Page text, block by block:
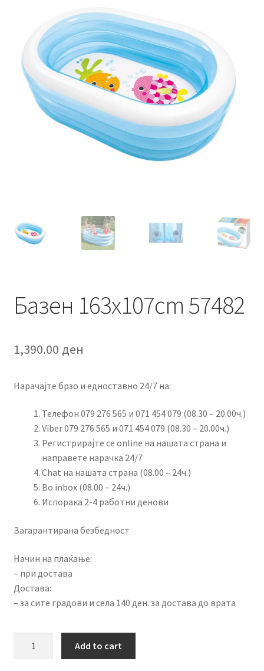
Мој профил
Рекламации и замена на производ
Сите производи
Услови за користење
Базен 163x107cm 57482
1,390.00 ден
Нарачајте брзо и едноставно 24/7 на:
Телефон 079 276 565 и 071 454 079 (08.30 – 20.00ч.)
Viber 079 276 565 и 071 454 079 (08.30 – 20.00ч.)
Регистрирајте се online на нашата страна и
направете нарачка 24/7
Chat на нашата страна (08.00 – 24ч.)
Во inbox (08.00 – 24ч.)
Испорака 2-4 работни денови
Загарантирана безбедност
Начин на плаќање:
– при достава
Достава:
– за сите градови и села 140 ден. за достава до врата
Add to cart